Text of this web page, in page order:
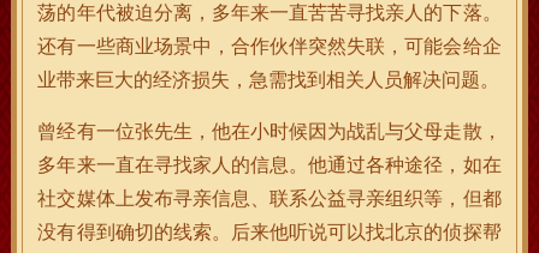
荡的年代被迫分离，多年来一直苦苦寻找亲人的下落。
还有一些商业场景中，合作伙伴突然失联，可能会给企
业带来巨大的经济损失，急需找到相关人员解决问题。
曾经有一位张先生，他在小时候因为战乱与父母走散，
多年来一直在寻找家人的信息。他通过各种途径，如在
社交媒体上发布寻亲信息、联系公益寻亲组织等，但都
没有得到确切的线索。后来他听说可以找北京的侦探帮